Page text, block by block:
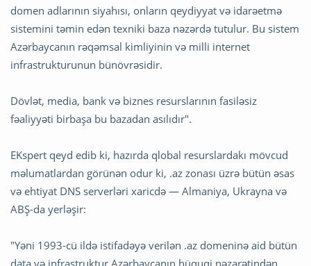
domen adlarının siyahısı, onların qeydiyyat və idarəetmə
sistemini təmin edən texniki baza nəzərdə tutulur. Bu sistem
Azərbaycanın rəqəmsal kimliyinin və milli internet
infrastrukturunun bünövrəsidir.
Dövlət, media, bank və biznes resurslarının fasiləsiz
fəaliyyəti birbaşa bu bazadan asılıdır".
EKspert qeyd edib ki, hazırda qlobal resurslardakı mövcud
məlumatlardan görünən odur ki, .az zonası üzrə bütün əsas
və ehtiyat DNS serverləri xaricdə — Almaniya, Ukrayna və
ABŞ-da yerləşir:
"Yəni 1993-cü ildə istifadəyə verilən .az domeninə aid bütün
data və infrastruktur Azərbaycanın hüquqi nəzarətindən